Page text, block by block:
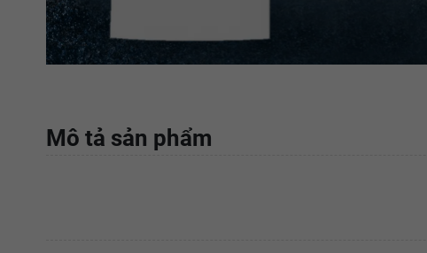
Mô tả sản phẩm